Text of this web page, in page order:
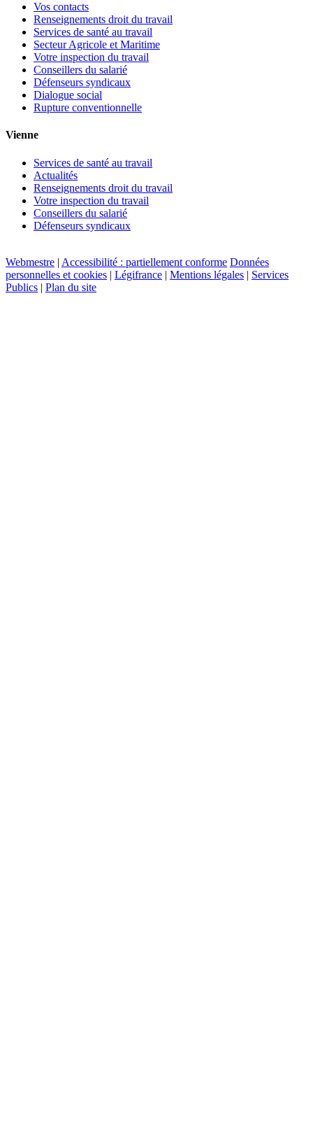
Vos contacts
Renseignements droit du travail
Services de santé au travail
Secteur Agricole et Maritime
Votre inspection du travail
Conseillers du salarié
Défenseurs syndicaux
Dialogue social
Rupture conventionnelle
Vienne
Services de santé au travail
Actualités
Renseignements droit du travail
Votre inspection du travail
Conseillers du salarié
Défenseurs syndicaux
Webmestre | Accessibilité : partiellement conforme Données
personnelles et cookies | Légifrance | Mentions légales | Services
Publics | Plan du site